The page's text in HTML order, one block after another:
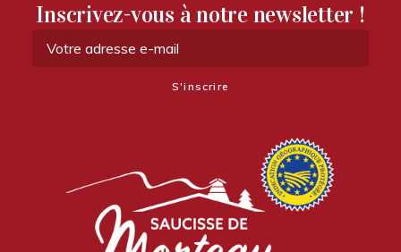
Inscrivez-vous à notre newsletter !